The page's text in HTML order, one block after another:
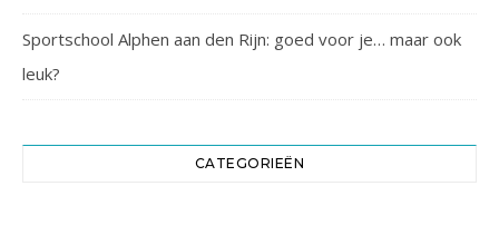
Sportschool Alphen aan den Rijn: goed voor je… maar ook
leuk?
CATEGORIEËN